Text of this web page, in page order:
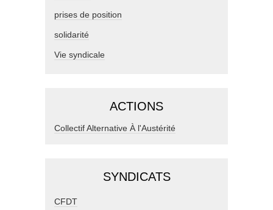
prises de position
solidarité
Vie syndicale
ACTIONS
Collectif Alternative À l'Austérité
SYNDICATS
CFDT